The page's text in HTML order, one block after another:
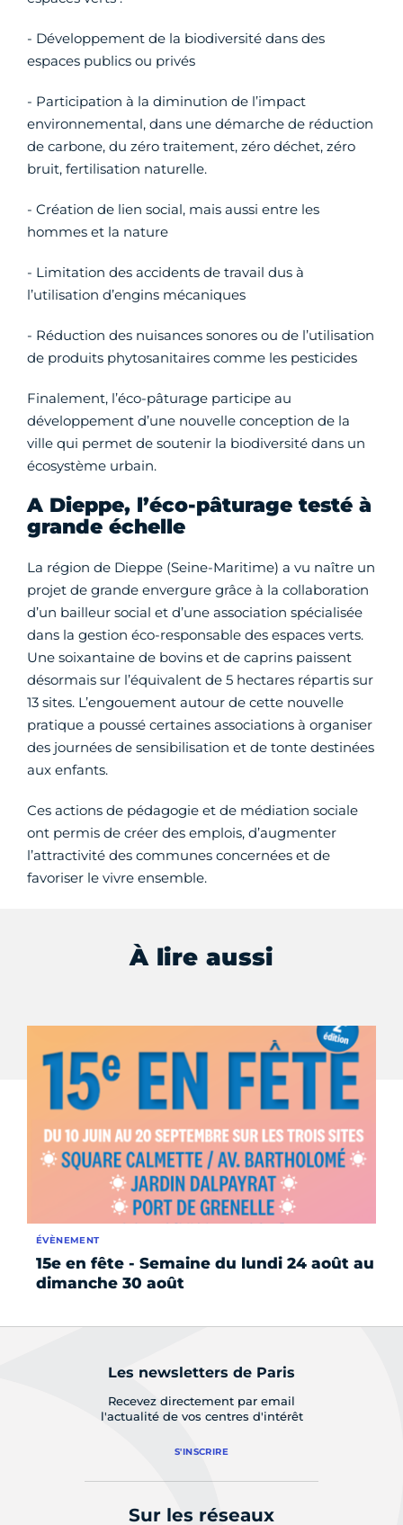
- Développement de la biodiversité dans des
espaces publics ou privés
- Participation à la diminution de l’impact
environnemental, dans une démarche de réduction
de carbone, du zéro traitement, zéro déchet, zéro
bruit, fertilisation naturelle.
- Création de lien social, mais aussi entre les
hommes et la nature
- Limitation des accidents de travail dus à
l’utilisation d’engins mécaniques
- Réduction des nuisances sonores ou de l’utilisation
de produits phytosanitaires comme les pesticides
Finalement, l’éco-pâturage participe au
développement d’une nouvelle conception de la
ville qui permet de soutenir la biodiversité dans un
écosystème urbain.
A Dieppe, l’éco-pâturage testé à
grande échelle
La région de Dieppe (Seine-Maritime) a vu naître un
projet de grande envergure grâce à la collaboration
d’un bailleur social et d’une association spécialisée
dans la gestion éco-responsable des espaces verts.
Une soixantaine de bovins et de caprins paissent
désormais sur l’équivalent de 5 hectares répartis sur
13 sites. L’engouement autour de cette nouvelle
pratique a poussé certaines associations à organiser
des journées de sensibilisation et de tonte destinées
aux enfants.
Ces actions de pédagogie et de médiation sociale
ont permis de créer des emplois, d’augmenter
l’attractivité des communes concernées et de
favoriser le vivre ensemble.
À lire aussi
15e en fête - Semaine du lundi 24 août au
dimanche 30 août
ÉVÈNEMENT
Les newsletters de Paris
Recevez directement par email
l'actualité de vos centres d'intérêt
S'INSCRIRE
Sur les réseaux